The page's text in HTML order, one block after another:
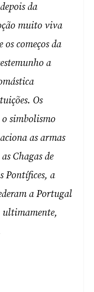
da
muito viva
os começos da
a
Os
simbolismo
as armas
Chagas de
Pontífices, a
a Portugal